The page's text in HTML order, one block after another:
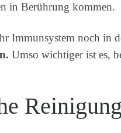
in Berührung kommen.
Immunsystem noch in
Umso wichtiger ist es,